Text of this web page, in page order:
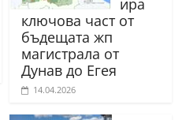
ира
ключова част от
бъдещата жп
магистрала от
Дунав до Егея
14.04.2026